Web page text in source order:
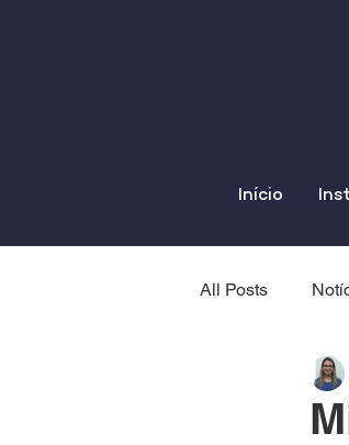
Início
All Posts